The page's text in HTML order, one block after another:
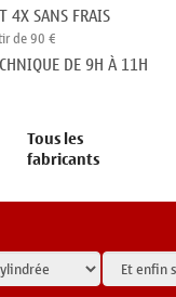
4X SANS FRAIS
de 90 €
DE 9H À 11H
Tous les
fabricants